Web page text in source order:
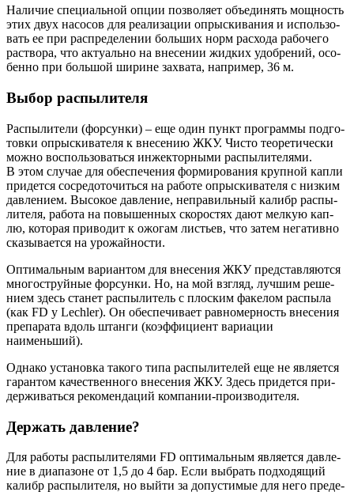
Нали­чие спе­ци­аль­ной опции поз­во­ля­ет объ­еди­нять мощ­ность
этих двух насо­сов для реа­ли­за­ции опрыс­ки­ва­ния и исполь­зо­
вать ее при рас­пре­де­ле­нии боль­ших норм рас­хо­да рабо­че­го
рас­тво­ра, что акту­аль­но на вне­се­нии жид­ких удоб­ре­ний, осо­
бен­но при боль­шой ширине захва­та, напри­мер, 36 м.
Выбор распылителя
Рас­пы­ли­те­ли (фор­сун­ки) – еще один пункт про­грам­мы под­го­
тов­ки опрыс­ки­ва­те­ля к вне­се­нию ЖКУ. Чисто тео­ре­ти­че­ски
мож­но вос­поль­зо­вать­ся инжек­тор­ны­ми рас­пы­ли­те­ля­ми.
В этом слу­чае для обес­пе­че­ния фор­ми­ро­ва­ния круп­ной кап­ли
при­дет­ся сосре­до­то­чить­ся на рабо­те опрыс­ки­ва­те­ля с низ­ким
дав­ле­ни­ем. Высо­кое дав­ле­ние, непра­виль­ный калибр рас­пы­
ли­те­ля, рабо­та на повы­шен­ных ско­ро­стях дают мел­кую кап­
лю, кото­рая при­во­дит к ожо­гам листьев, что затем нега­тив­но
ска­зы­ва­ет­ся на урожайности.
Опти­маль­ным вари­ан­том для вне­се­ния ЖКУ пред­став­ля­ют­ся
мно­го­струй­ные фор­сун­ки. Но, на мой взгляд, луч­шим реше­
ни­ем здесь ста­нет рас­пы­ли­тель с плос­ким факе­лом рас­пы­ла
(как FD у Lechler). Он обес­пе­чи­ва­ет рав­но­мер­ность вне­се­ния
пре­па­ра­та вдоль штан­ги (коэф­фи­ци­ент вари­а­ции
наименьший).
Одна­ко уста­нов­ка тако­го типа рас­пы­ли­те­лей еще не явля­ет­ся
гаран­том каче­ствен­но­го вне­се­ния ЖКУ. Здесь при­дет­ся при­
дер­жи­вать­ся реко­мен­да­ций компании-производителя.
Держать давление?
Для рабо­ты рас­пы­ли­те­ля­ми FD опти­маль­ным явля­ет­ся дав­ле­
ние в диа­па­зоне от 1,5 до 4 бар. Если выбрать под­хо­дя­щий
калибр рас­пы­ли­те­ля, но вый­ти за допу­сти­мые для него пре­де­